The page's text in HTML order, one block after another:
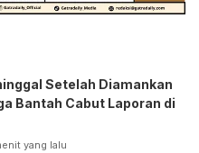
Setelah Diamankan
Bantah Cabut Laporan di
yang lalu